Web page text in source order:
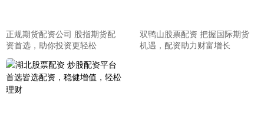
正规期货配资公司 股指期货配
资首选，助你投资更轻松
双鸭山股票配资 把握国际期货
机遇，配资助力财富增长